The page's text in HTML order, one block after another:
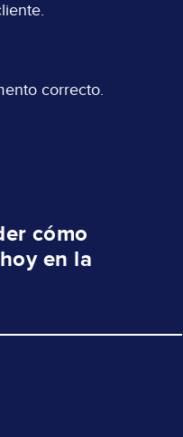
correcto.
cómo
en la